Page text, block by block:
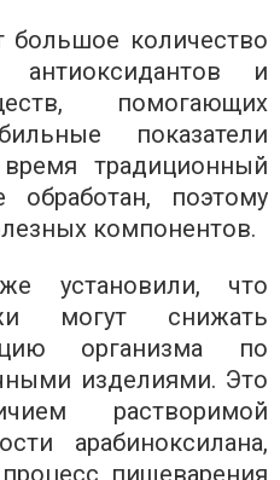
количество
и
помогающих
показатели
традиционный
поэтому
компонентов.
установили, что
могут снижать
организма по
изделиями. Это
растворимой
арабиноксилана,